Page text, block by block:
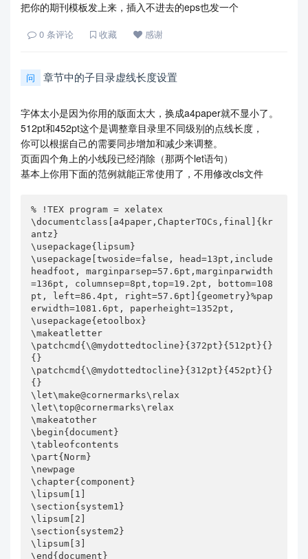
把你的期刊模板发上来，插入不进去的eps也发一个
0 条评论 收藏 感谢
问 章节中的子目录虚线长度设置
字体太小是因为你用的版面太大，换成a4paper就不显小了。
512pt和452pt这个是调整章目录里不同级别的点线长度，
你可以根据自己的需要同步增加和减少来调整。
页面四个角上的小线段已经消除（那两个let语句）
基本上你用下面的范例就能正常使用了，不用修改cls文件
% !TEX program = xelatex
\documentclass[a4paper,ChapterTOCs,final]{kr
antz}
\usepackage{lipsum}
\usepackage[twoside=false, head=13pt,include
headfoot, marginparsep=57.6pt,marginparwidth
=136pt, columnsep=8pt,top=19.2pt, bottom=108
pt, left=86.4pt, right=57.6pt]{geometry}%pap
erwidth=1081.6pt, paperheight=1352pt,
\usepackage{etoolbox}
\makeatletter
\patchcmd{\@mydottedtocline}{372pt}{512pt}{}
{}
\patchcmd{\@mydottedtocline}{312pt}{452pt}{}
{}
\let\make@cornermarks\relax
\let\top@cornermarks\relax
\makeatother
\begin{document}
\tableofcontents
\part{Norm}
\newpage
\chapter{component}
\lipsum[1]
\section{system1}
\lipsum[2]
\section{system2}
\lipsum[3]
\end{document}